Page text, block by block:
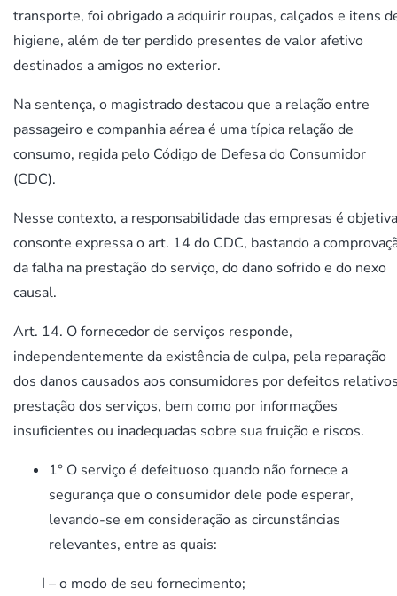
transporte, foi obrigado a adquirir roupas, calçados e itens
higiene, além de ter perdido presentes de valor afetivo
destinados a amigos no exterior.
Na sentença, o magistrado destacou que a relação entre
passageiro e companhia aérea é uma típica relação de
consumo, regida pelo Código de Defesa do Consumidor
(CDC).
Nesse contexto, a responsabilidade das empresas é
consonte expressa o art. 14 do CDC, bastando a
da falha na prestação do serviço, do dano sofrido e do nexo
causal.
Art. 14. O fornecedor de serviços responde,
independentemente da existência de culpa, pela reparação
dos danos causados aos consumidores por defeitos
prestação dos serviços, bem como por informações
insuficientes ou inadequadas sobre sua fruição e riscos.
1° O serviço é defeituoso quando não fornece a
segurança que o consumidor dele pode esperar,
levando-se em consideração as circunstâncias
relevantes, entre as quais:
I – o modo de seu fornecimento;